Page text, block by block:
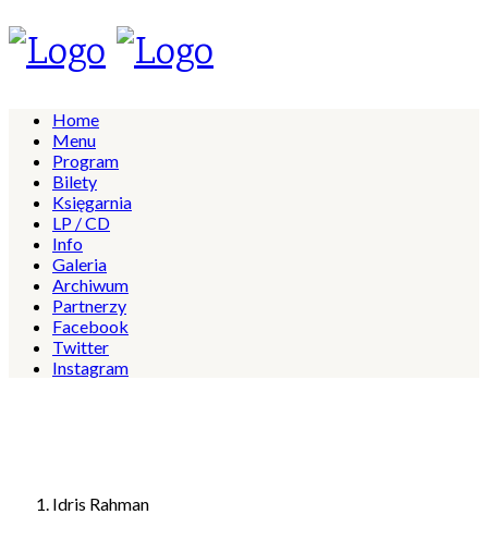
Home
Menu
Program
Bilety
Księgarnia
LP / CD
Info
Galeria
Archiwum
Partnerzy
Facebook
Twitter
Instagram
Idris Rahman